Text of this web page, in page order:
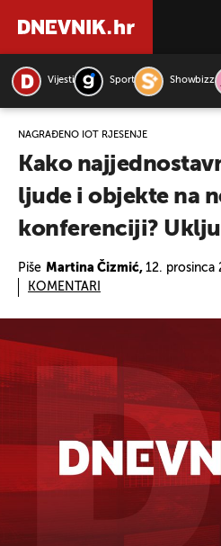
Vijesti Sport Showbizz
NAGRAĐENO IOT RJEŠENJE
Kako
ljude i objekte na
konferenciji?
Piše Martina Čizmić, 12. prosinca
KOMENTARI
PRETRAŽITE VIJESTI